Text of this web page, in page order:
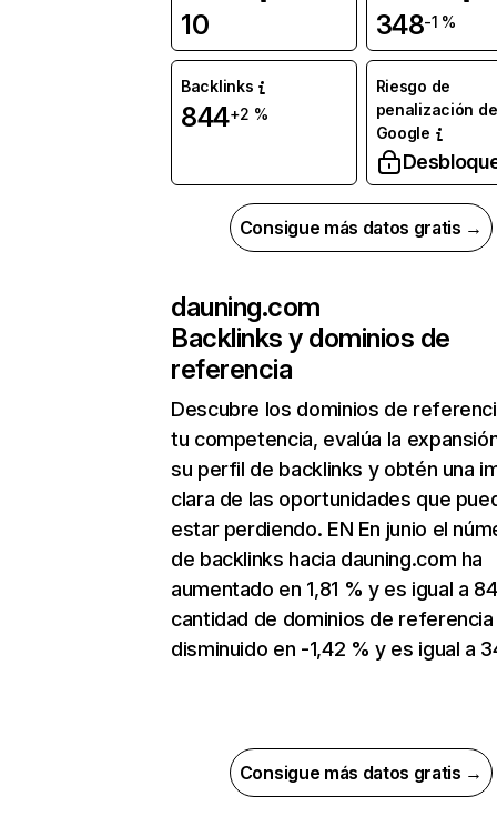
10 348-1 %
Backlinks
844+2 %
Riesgo de
penalización de
Google
Consigue más datos gratis →
dauning.com
Backlinks y dominios de
referencia
Descubre los dominios de
tu competencia, evalúa la
su perfil de backlinks y obtén una
clara de las oportunidades que
estar perdiendo. EN En junio el
de backlinks hacia dauning.com ha
aumentado en 1,81 % y es igual a
cantidad de dominios de referencia
disminuido en -1,42 % y es igual a
Consigue más datos gratis →